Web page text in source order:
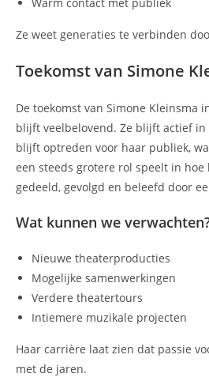
Ze weet generaties te verbinden
Toekomst van Simone
De toekomst van Simone Kleinsma
blijft veelbelovend. Ze blijft actief
blijft optreden voor haar publiek,
een steeds grotere rol speelt in
gedeeld, gevolgd en beleefd door
Wat kunnen we
Nieuwe theaterproducties
Mogelijke samenwerkingen
Verdere theatertours
Intiemere muzikale projecten
Haar carrière laat zien dat passie
met de jaren.